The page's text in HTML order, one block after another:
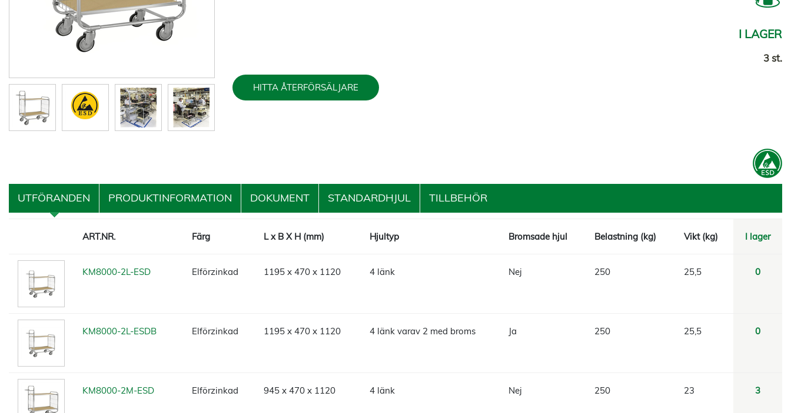
I LAGER
3 st.
HITTA ÅTERFÖRSÄLJARE
UTFÖRANDEN PRODUKTINFORMATION DOKUMENT STANDARDHJUL TILLBEHÖR
ART.NR. Färg L x B X H (mm) Hjultyp Bromsade hjul Belastning (kg) Vikt (kg) I lager
KM8000-2L-ESD Elförzinkad 1195 x 470 x 1120 4 länk Nej 250 25,5 0
KM8000-2L-ESDB Elförzinkad 1195 x 470 x 1120 4 länk varav 2 med broms Ja 250 25,5 0
KM8000-2M-ESD Elförzinkad 945 x 470 x 1120 4 länk Nej 250 23 3